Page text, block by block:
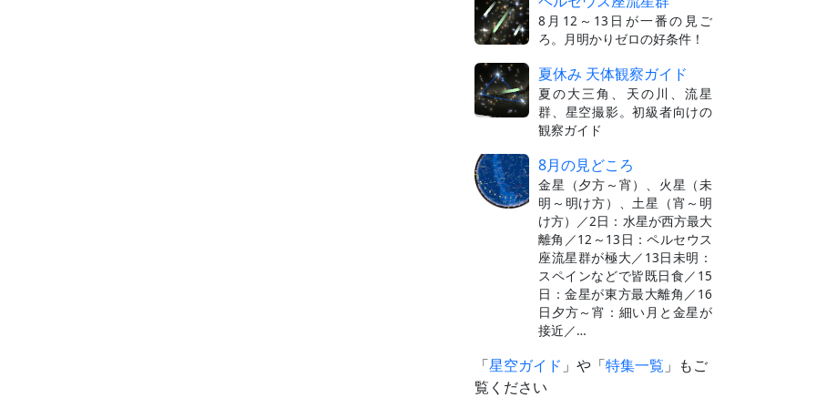
8月12～13日が一番の見ご
ろ。月明かりゼロの好条件！
夏休み 天体観察ガイド
夏の大三角、天の川、流星
群、星空撮影。初級者向けの
観察ガイド
8月の見どころ
金星（夕方～宵）、火星（未
明～明け方）、土星（宵～明
け方）／2日：水星が西方最大
離角／12～13日：ペルセウス
座流星群が極大／13日未明：
スペインなどで皆既日食／15
日：金星が東方最大離角／16
日夕方～宵：細い月と金星が
接近／…
「星空ガイド 」や「特集一覧 」もご
覧ください